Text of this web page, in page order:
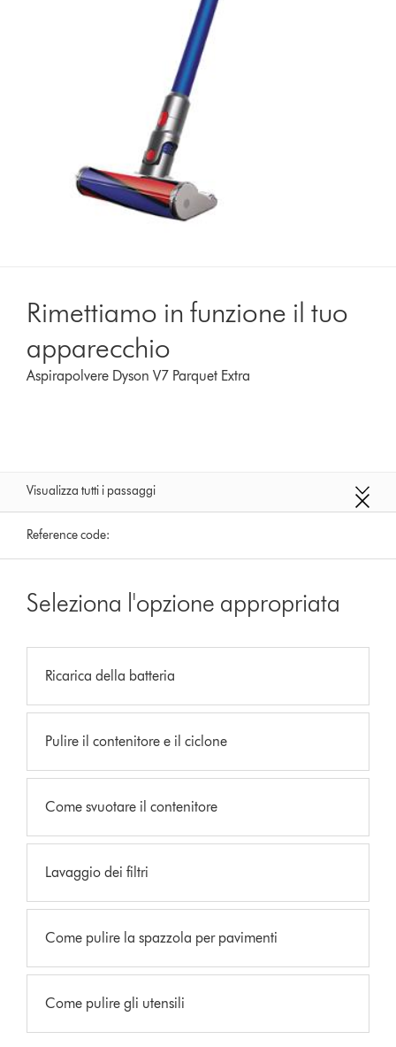
Rimettiamo in funzione il tuo
apparecchio
Aspirapolvere Dyson V7 Parquet Extra
Visualizza tutti i passaggi
Reference code:
Seleziona l'opzione appropriata
Ricarica della batteria
Pulire il contenitore e il ciclone
Come svuotare il contenitore
Lavaggio dei filtri
Come pulire la spazzola per pavimenti
Come pulire gli utensili